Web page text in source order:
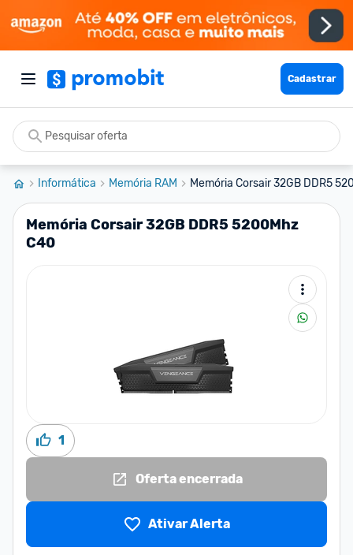
Cadastrar
Informática Memória RAM Memória Corsair 32GB DDR5
Memória Corsair 32GB DDR5 5200Mhz
C40
1
Oferta encerrada
Ativar Alerta